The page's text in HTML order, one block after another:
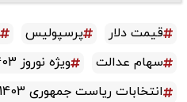
قیمت دلار پرسپولیس
سهام عدالت
ویژه نوروز 1403
انتخابات ریاست جمهوری 1403